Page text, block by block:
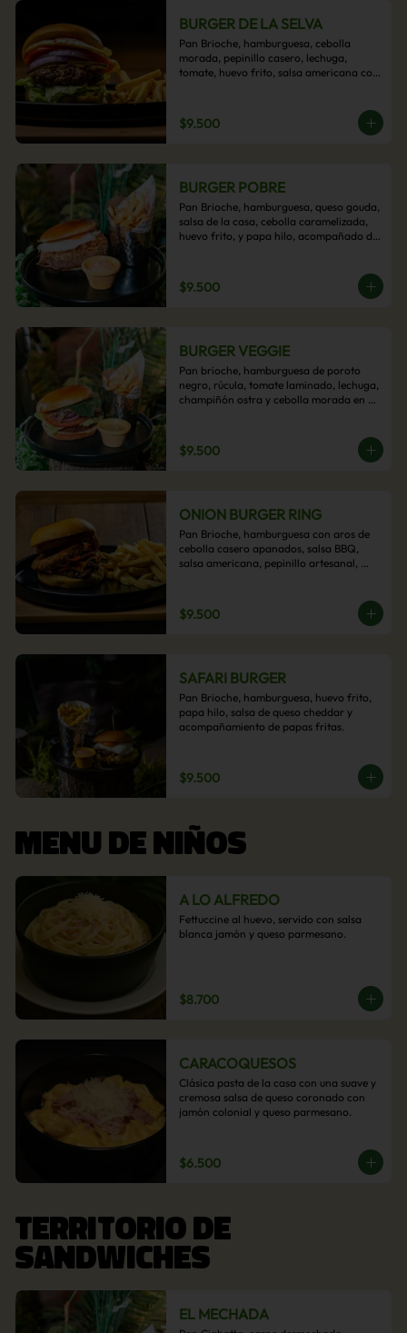
BURGER DE LA SELVA
Pan Brioche, hamburguesa, cebolla
morada, pepinillo casero, lechuga,
tomate, huevo frito, salsa americana con
$9.500
BURGER POBRE
Pan Brioche, hamburguesa, queso gouda,
salsa de la casa, cebolla caramelizada,
huevo frito, y papa hilo, acompañado de
$9.500
BURGER VEGGIE
Pan brioche, hamburguesa de poroto
negro, rúcula, tomate laminado, lechuga,
champiñón ostra y cebolla morada en
$9.500
ONION BURGER RING
Pan Brioche, hamburguesa con aros de
cebolla casero apanados, salsa BBQ,
salsa americana, pepinillo artesanal,
papas fritas.
$9.500
SAFARI BURGER
Pan Brioche, hamburguesa, huevo frito,
papa hilo, salsa de queso cheddar y
acompañamiento de papas fritas.
$9.500
MENU DE NIÑOS
A LO ALFREDO
Fettuccine al huevo, servido con salsa
blanca jamón y queso parmesano.
$8.700
CARACOQUESOS
Clásica pasta de la casa con una suave y
cremosa salsa de queso coronado con
jamón colonial y queso parmesano.
$6.500
TERRITORIO DE
SANDWICHES
EL MECHADA